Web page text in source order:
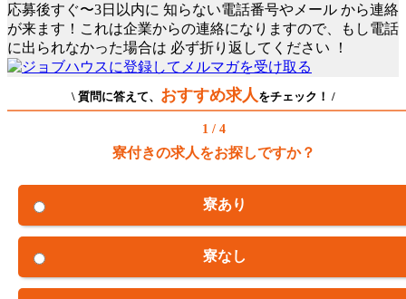
応募後すぐ〜3日以内に 知らない電話番号やメール から連絡
が来ます！これは企業からの連絡になりますので、もし電話
に出られなかった場合は 必ず折り返してください ！
\ 質問に答えて、 おすすめ求人をチェック！ /
1 / 4
寮付きの求人をお探しですか？
寮あり
寮なし